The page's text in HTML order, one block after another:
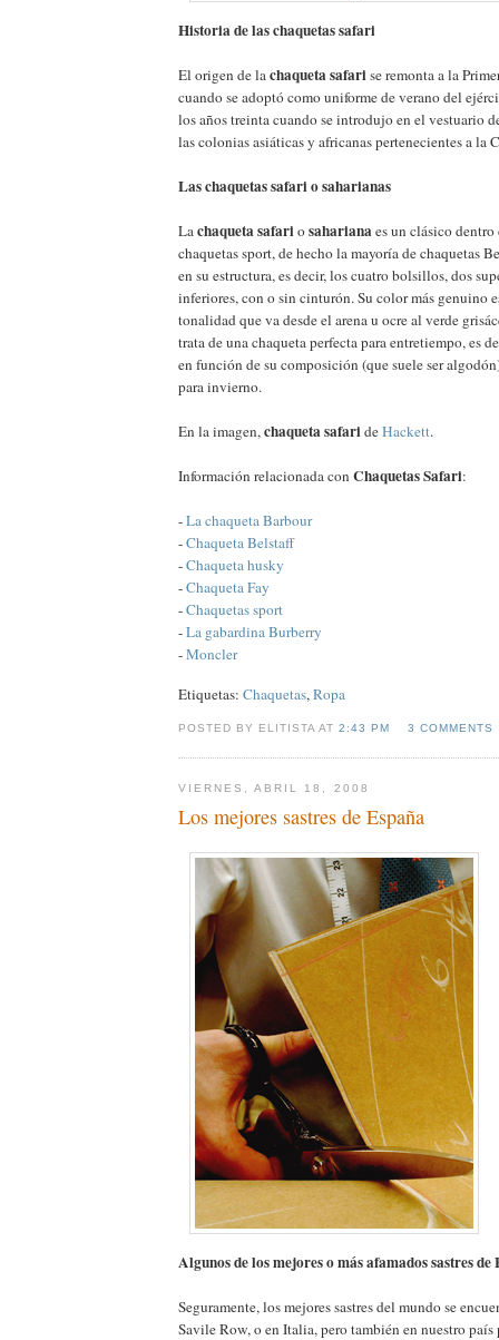
Historia de las chaquetas safari
El origen de lachaqueta safarise remonta a la
cuando se adoptó como uniforme de verano del
los años treinta cuando se introdujo en el vestuario
las colonias asiáticas y africanas pertenecientes a la
Las chaquetas safari o saharianas
Lachaqueta safariosaharianaes un clásico
chaquetas sport, de hecho la mayoría de chaquetas
en su estructura, es decir, los cuatro bolsillos, dos
inferiores, con o sin cinturón. Su color más genuino
tonalidad que va desde el arena u ocre al verde
trata de una chaqueta perfecta para entretiempo, es
en función de su composición (que suele ser
para invierno.
En la imagen,chaqueta safarideHackett.
Información relacionada con Chaquetas Safari:
-La chaqueta Barbour
-Chaqueta Belstaff
-Chaqueta husky
-Chaqueta Fay
-Chaquetas sport
-La gabardina Burberry
-Moncler
Etiquetas: Chaquetas,Ropa
POSTED BY ELITISTA AT2:43 PM 3 COMMENTS
VIERNES, ABRIL 18, 2008
Los mejores sastres de España
Algunos de los mejores o más afamados sastres de
Seguramente, los mejores sastres del mundo se
Savile Row, o en Italia, pero también en nuestro país